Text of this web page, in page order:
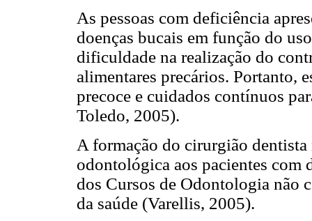
As pessoas com deficiência
doenças bucais em função do
dificuldade na realização do
alimentares precários. Portanto,
precoce e cuidados contínuos
Toledo, 2005).
A formação do cirurgião
odontológica aos pacientes
dos Cursos de Odontologia não
da saúde (Varellis, 2005).